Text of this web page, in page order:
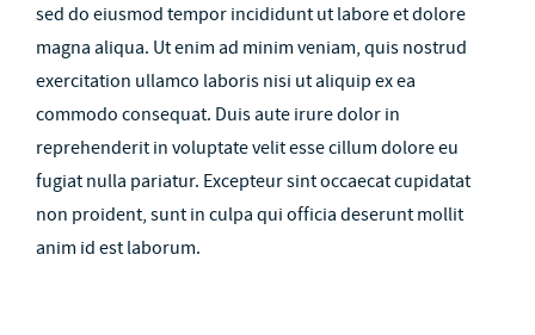
sed do eiusmod tempor incididunt ut labore et dolore
magna aliqua. Ut enim ad minim veniam, quis nostrud
exercitation ullamco laboris nisi ut aliquip ex ea
commodo consequat. Duis aute irure dolor in
reprehenderit in voluptate velit esse cillum dolore eu
fugiat nulla pariatur. Excepteur sint occaecat cupidatat
non proident, sunt in culpa qui officia deserunt mollit
anim id est laborum.